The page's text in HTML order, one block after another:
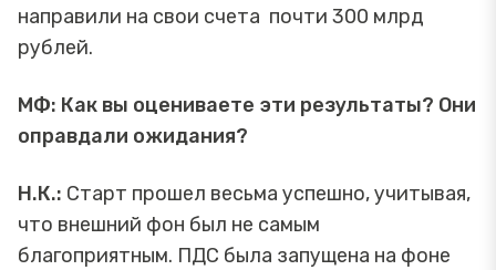
направили на свои счета почти 300 млрд
рублей.
МФ: Как вы оцениваете эти результаты? Они
оправдали ожидания?
Н.К.: Старт прошел весьма успешно, учитывая,
что внешний фон был не самым
благоприятным. ПДС была запущена на фоне